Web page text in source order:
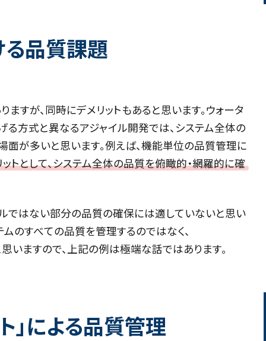
る品質課題
ますが、同時にデメリットもあると思います。ウォータ
方式と異なるアジャイル開発では、システム全体の
が多いと思います。例えば、機能単位の品質管理に
ットとして、システム全体の品質を俯瞰的・網羅的に確
ではない部分の品質の確保には適していないと思い
ムのすべての品質を管理するのではなく、
ますので、上記の例は極端な話ではあります。
」による品質管理